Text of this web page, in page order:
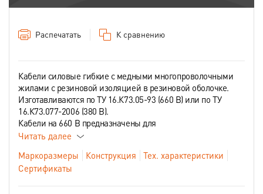
Распечатать К сравнению
Кабели силовые гибкие с медными многопроволочными
жилами с резиновой изоляцией в резиновой оболочке.
Изготавливаются по ТУ 16.К73.05-93 (660 В) или по ТУ
16.К73.077-2006 (380 В).
Кабели на 660 В предназначены для
Читать далее
Маркоразмеры
Конструкция
Тех. характеристики
Сертификаты